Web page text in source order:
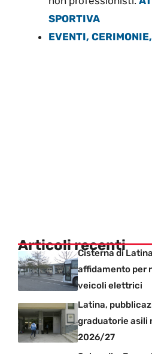
SPORTIVA
EVENTI,
Articoli recenti
Cisterna di
affidamento per
veicoli elettrici
Latina,
graduatorie asili
2026/27